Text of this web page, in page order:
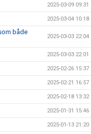
2025-03-09 09:31
2025-03-04 10:18
både
2025-03-03 22:04
2025-03-03 22:01
2025-02-26 15:37
2025-02-21 16:57
2025-02-18 13:32
2025-01-31 15:46
2025-01-13 21:20